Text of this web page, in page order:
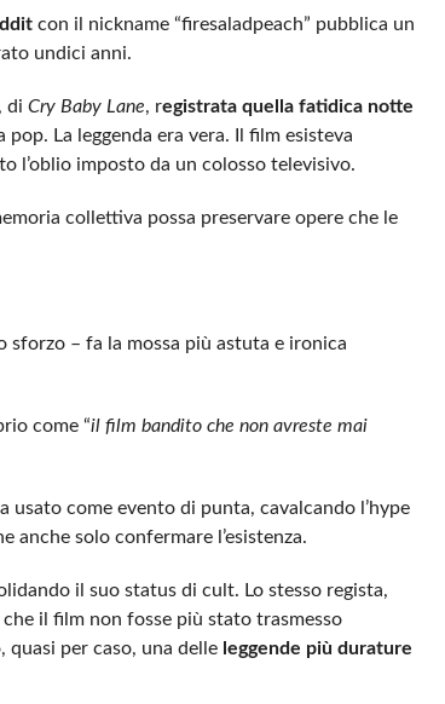
con il nickname “firesaladpeach” pubblica un
undici anni.
di Cry Baby Lane, registrata quella fatidica notte
La leggenda era vera. Il film esisteva
l’oblio imposto da un colosso televisivo.
collettiva possa preservare opere che le
sforzo – fa la mossa più astuta e ironica
come “il film bandito che non avreste mai
usato come evento di punta, cavalcando l’hype
solo confermare l’esistenza.
il suo status di cult. Lo stesso regista,
il film non fosse più stato trasmesso
quasi per caso, una delle leggende più durature